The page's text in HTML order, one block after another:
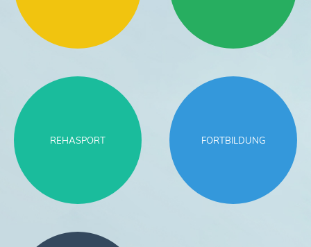
REHASPORT FORTBILDUNG